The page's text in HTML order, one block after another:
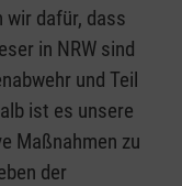
wir dafür, dass
in NRW sind
und Teil
ist es unsere
Maßnahmen zu
der